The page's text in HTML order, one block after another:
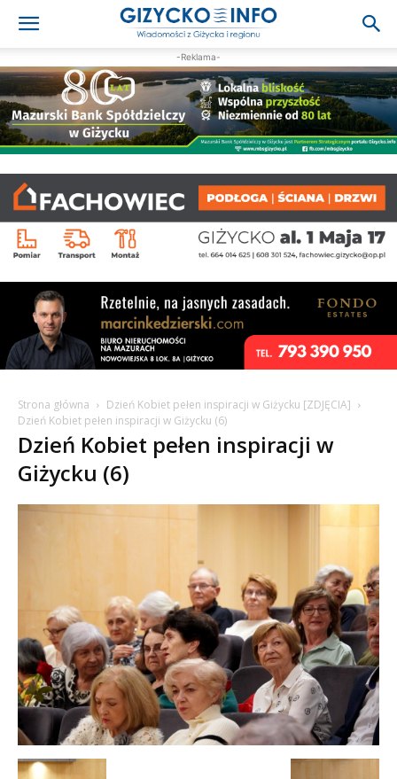
-Reklama-
Strona główna
Dzień Kobiet pełen inspiracji w Giżycku [ZDJĘCIA]
Dzień Kobiet pełen inspiracji w Giżycku (6)
Dzień Kobiet pełen inspiracji w
Giżycku (6)